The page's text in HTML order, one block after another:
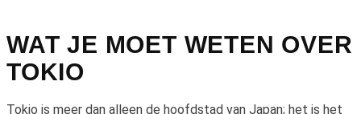
WAT JE MOET WETEN OVER
TOKIO
Tokio is meer dan alleen de hoofdstad van Japan; het is het